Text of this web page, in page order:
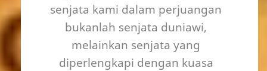
senjata kami dalam perjuangan
bukanlah senjata duniawi,
melainkan senjata yang
diperlengkapi dengan kuasa